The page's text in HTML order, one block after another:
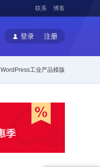
联系 博客
登录 注册
WordPress工业产品模版